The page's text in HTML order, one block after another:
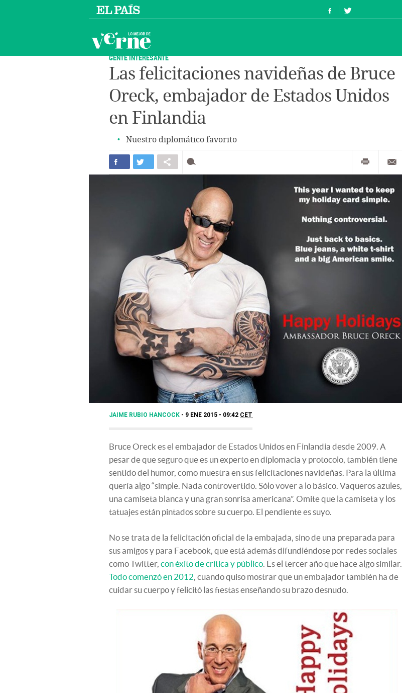
GENTE INTERESANTE
Las felicitaciones navideñas de Bruce
Oreck, embajador de Estados Unidos
en Finlandia
Nuestro diplomático favorito
JAIME RUBIO HANCOCK 9 ENE 2015 - 09:42 CET
Bruce Oreck es el embajador de Estados Unidos en Finlandia desde 2009. A
pesar de que seguro que es un experto en diplomacia y protocolo, también tiene
sentido del humor, como muestra en sus felicitaciones navideñas. Para la última
quería algo “simple. Nada controvertido. Sólo vover a lo básico. Vaqueros azules,
una camiseta blanca y una gran sonrisa americana”. Omite que la camiseta y los
tatuajes están pintados sobre su cuerpo. El pendiente es suyo.
No se trata de la felicitación oficial de la embajada, sino de una preparada para
sus amigos y para Facebook, que está además difundiéndose por redes sociales
como Twitter, con éxito de crítica y público. Es el tercer año que hace algo similar.
Todo comenzó en 2012, cuando quiso mostrar que un embajador también ha de
cuidar su cuerpo y felicitó las fiestas enseñando su brazo desnudo.